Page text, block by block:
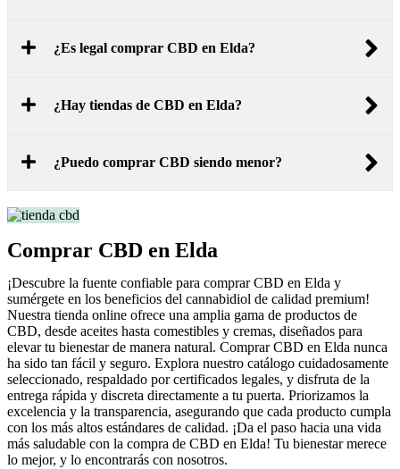
¿Es legal comprar CBD en Elda?
¿Hay tiendas de CBD en Elda?
¿Puedo comprar CBD siendo menor?
Comprar CBD en Elda
¡Descubre la fuente confiable para comprar CBD en Elda y
sumérgete en los beneficios del cannabidiol de calidad premium!
Nuestra tienda online ofrece una amplia gama de productos de
CBD, desde aceites hasta comestibles y cremas, diseñados para
elevar tu bienestar de manera natural. Comprar CBD en Elda nunca
ha sido tan fácil y seguro. Explora nuestro catálogo cuidadosamente
seleccionado, respaldado por certificados legales, y disfruta de la
entrega rápida y discreta directamente a tu puerta. Priorizamos la
excelencia y la transparencia, asegurando que cada producto cumpla
con los más altos estándares de calidad. ¡Da el paso hacia una vida
más saludable con la compra de CBD en Elda! Tu bienestar merece
lo mejor, y lo encontrarás con nosotros.